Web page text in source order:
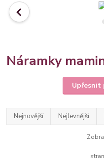
Náramky
Upřesnit
Nejnovější Nejlevnější